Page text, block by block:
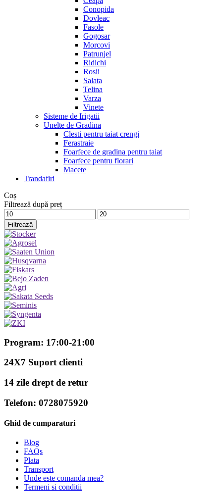
Conopida
Dovleac
Fasole
Gogosar
Morcovi
Patrunjel
Ridichi
Rosii
Salata
Telina
Varza
Vinete
Sisteme de Irigatii
Unelte de Gradina
Clesti pentru taiat crengi
Ferastraie
Foarfece de gradina pentru taiat
Foarfece pentru florari
Macete
Trandafiri
Coș
Filtrează după preț
Preț
minim
Preț
maxim
Filtrează
Program: 17:00-21:00
24X7 Suport clienti
14 zile drept de retur
Telefon: 0728075920
Ghid de cumparaturi
Blog
FAQs
Plata
Transport
Unde este comanda mea?
Termeni si conditii